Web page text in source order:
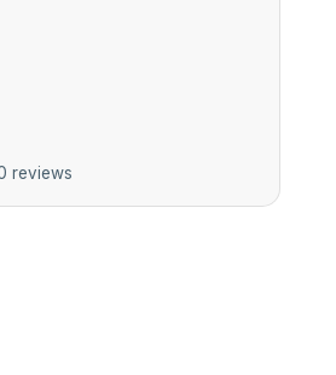
reviews